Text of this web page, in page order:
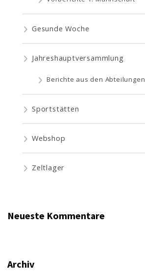
Gesunde Woche
Jahreshauptversammlung
Berichte aus den Abteilungen
Sportstätten
Webshop
Zeltlager
Neueste Kommentare
Archiv